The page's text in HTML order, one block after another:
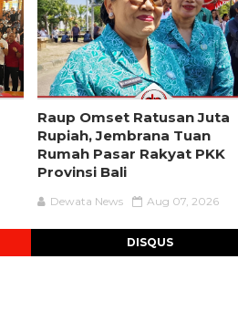
Raup Omset Ratusan Juta
Rupiah, Jembrana Tuan
Rumah Pasar Rakyat PKK
Provinsi Bali
Dewata News Aug 07, 2026
DISQUS